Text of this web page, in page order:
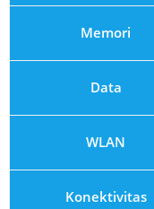
Memori
Data
WLAN
Konektivitas